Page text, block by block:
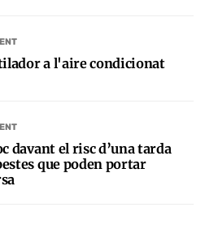
a l'aire condicionat
davant el risc d’una tarda
que poden portar